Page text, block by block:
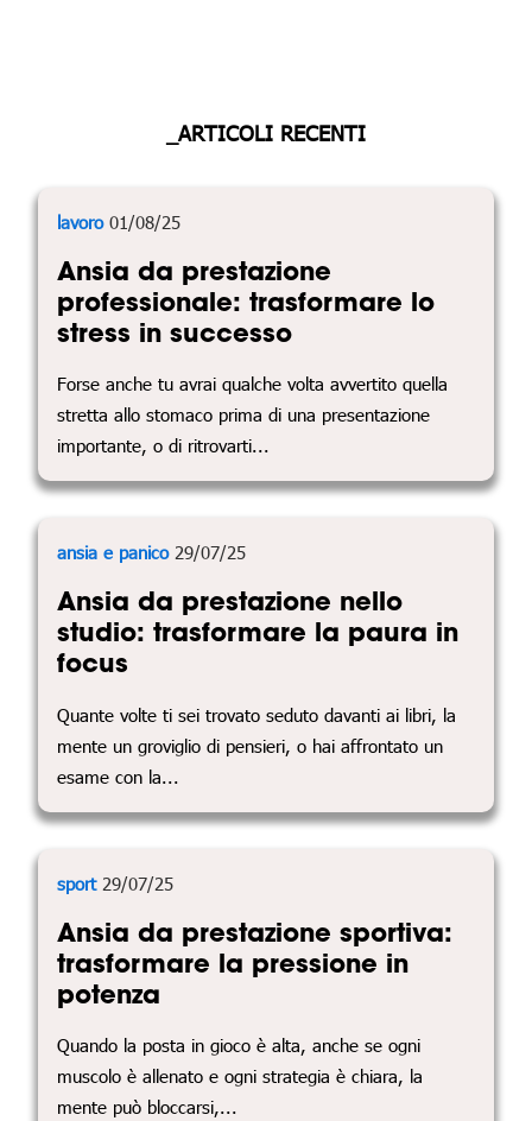
_ARTICOLI RECENTI
lavoro01/08/25
Ansia da prestazione
professionale: trasformare lo
stress in successo
Forse anche tu avrai qualche volta avvertito quella
stretta allo stomaco prima di una presentazione
importante, o di ritrovarti...
ansia e panico29/07/25
Ansia da prestazione nello
studio: trasformare la paura in
focus
Quante volte ti sei trovato seduto davanti ai libri, la
mente un groviglio di pensieri, o hai affrontato un
esame con la...
sport29/07/25
Ansia da prestazione sportiva:
trasformare la pressione in
potenza
Quando la posta in gioco è alta, anche se ogni
muscolo è allenato e ogni strategia è chiara, la
mente può bloccarsi,...